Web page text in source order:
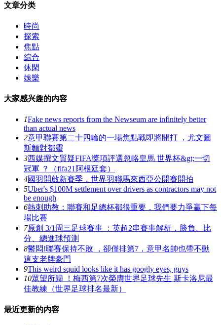
文章分类
時尚
探索
焦點
綜合
休閑
娛樂
大家感兴趣的内容
1Fake news reports from the Newseum are infinitely better
than actual news
2意甲聯賽第二十四輪的一場焦點戰即將開打 ，尤文圖
斯麵對都靈
3西媒撰文質疑FIFA獎項評選忽略皇馬 世界杯&gt;一切
冠軍 ？（fifa21阿根廷套）
4國羽開啟新賽季，世界羽聯馬來西亞公開賽開拍
5Uber's $100M settlement over drivers as contractors may not
be enough
6熱刺助教：聯賽和足總杯都很重要  ，我們要力爭贏下每
場比賽
7原創 3/1周三足球賽事 ：英超2串賽事解析，勝負 、比
分 、總進球預測
8鬱悶!聯賽保持不敗 ，卻僅排第7，意甲名帥也帶不動
這支老牌豪門
9This weird squid looks like it has googly eyes, guys
10眾望所歸 ！梅西第7次榮膺世界足球先生 斯卡洛尼最
佳教練（世界足球排名最新）
最近更新的内容